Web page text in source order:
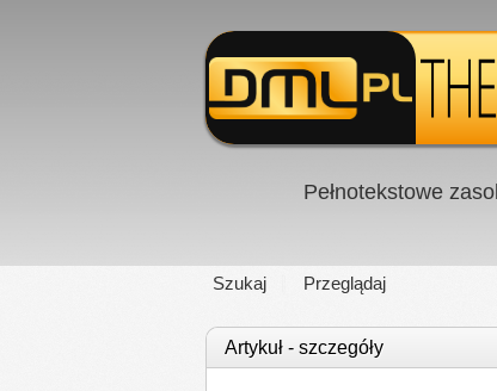
Pełnotekstowe
Szukaj Przeglądaj
Artykuł - szczegóły